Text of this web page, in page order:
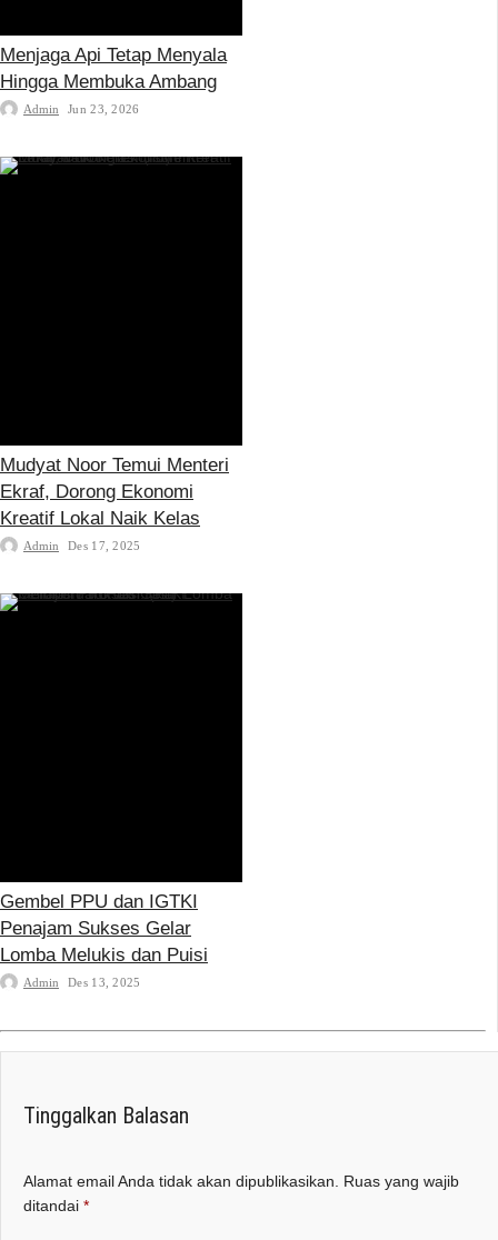
Menjaga Api Tetap Menyala
Hingga Membuka Ambang
Admin Jun 23, 2026
Mudyat Noor Temui Menteri
Ekraf, Dorong Ekonomi
Kreatif Lokal Naik Kelas
Admin Des 17, 2025
Gembel PPU dan IGTKI
Penajam Sukses Gelar
Lomba Melukis dan Puisi
Admin Des 13, 2025
Tinggalkan Balasan
Alamat email Anda tidak akan dipublikasikan.
Ruas yang wajib
ditandai *